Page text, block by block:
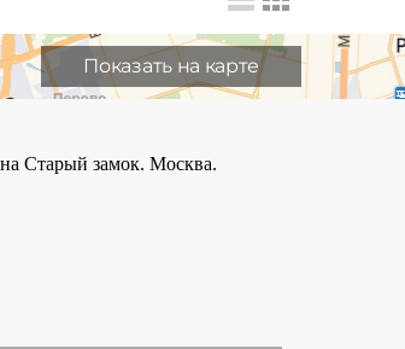
Показать на карте